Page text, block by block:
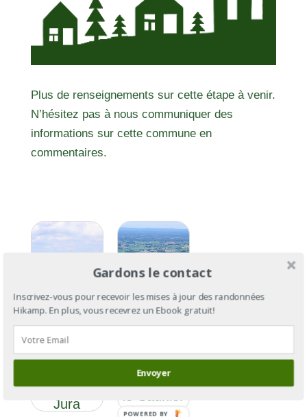
Plus de renseignements sur cette étape à venir.
N’hésitez pas à nous communiquer des
informations sur cette commune en
commentaires.
GR®59 :
Vosges au
Jura
section 3 :
de Lons-
à Culoz
Gardons le contact
Inscrivez-vous pour recevoir les mises à jour des randonnées
Hikamp. En plus, vous recevrez un Ebook gratuit!
Envoyer
POWERED BY